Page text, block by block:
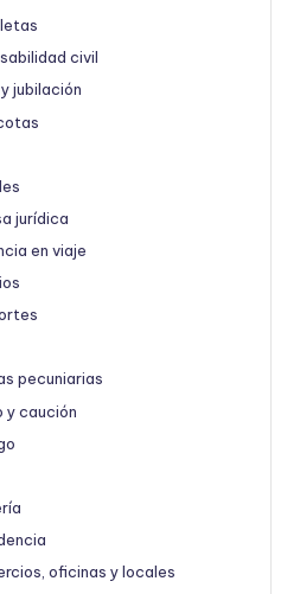
civil
jubilación
jurídica
en viaje
pecuniarias
y caución
oficinas y locales